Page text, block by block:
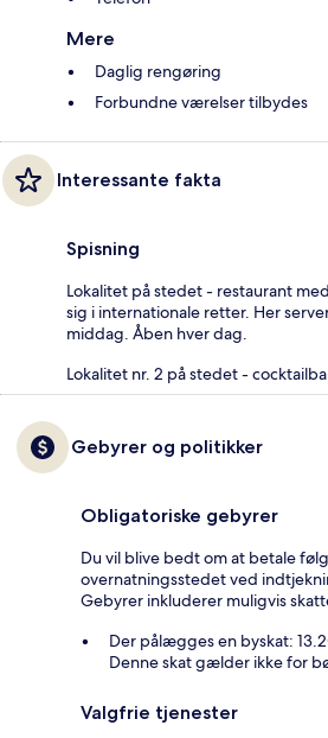
Mere
Daglig rengøring
Forbundne værelser tilbydes
Interessante fakta
Spisning
Lokalitet på stedet - restaurant
sig i internationale retter. Her
middag. Åben hver dag.
Lokalitet nr. 2 på stedet -
Gebyrer og politikker
Obligatoriske gebyrer
Du vil blive bedt om at betale
overnatningsstedet ved
Gebyrer inkluderer muligvis
Der pålægges en byskat:
Denne skat gælder ikke for
Valgfrie tjenester